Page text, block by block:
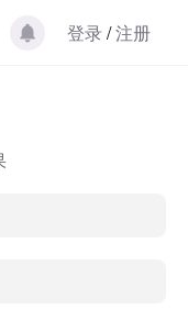
登录 /注册